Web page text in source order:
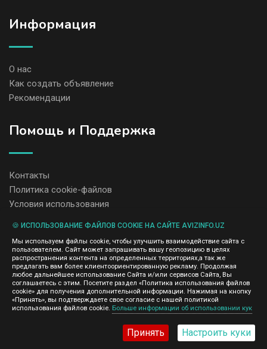
Информация
О нас
Как создать объявление
Рекомендации
Помощь и Поддержка
Контакты
Политика cookie-файлов
Условия использования
содержание размещенных объявлений.
Мы ценим конфиденциальность наших пользователей. Мы не
передаем и не продаем личную информацию зарегистрированных
пользователей AvizInfo.uz третьим лицам. Мы не отвечаем за
правила конфиденциальности сайтов на которые ссылается
AvizInfo.uz. На некоторых страницах нашего сайта представлена
реклама Google Adsense Advertising Network. Чтобы узнать
подробней о правилах конфиденциальности Googleнажмите тут
🍪 ИСПОЛЬЗОВАНИЕ ФАЙЛОВ COOKIE НА САЙТЕ AVIZINFO.UZ
Мы используем файлы cookie, чтобы улучшить взаимодействие сайта с
пользователем. Сайт может запрашивать вашу геопозицию в целях
распространения контента на определенных территориях,а так же
предлагать вам более клиентоориентированную рекламу. Продолжая
любое дальнейшее использование Сайта и/или сервисов Сайта, Вы
соглашаетесь с этим. Посетите раздел «Политика использования файлов
cookie» для получения дополнительной информации. Нажимая на кнопку
«Принять», вы подтверждаете свое согласие с нашей политикой
использования файлов cookie. Больше информации об использовании кук
Принять Настроить куки